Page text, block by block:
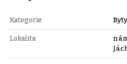
Kategorie
Lokalita